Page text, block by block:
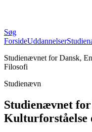
Søg
ForsideUddannelser
Studienævnet for Dansk,
Filosofi
Studienævn
Studienævnet
Kulturforståelse